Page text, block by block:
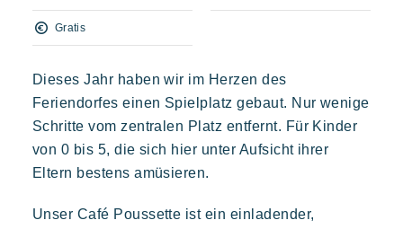
Saint Tropez, eine außergewöhnliche Lage.
Kon Tiki
Festlich Tropisches Paradies
Eine idyllische Umgebung am Fuße des berühmten Strandes
Mit der Familie genießen
Veranstaltungen & Feste
Die Riviera Villages App
Unsere Angebote
Gratis
Dieses Jahr haben wir im Herzen des
Feriendorfes einen Spielplatz gebaut. Nur wenige
Schritte vom zentralen Platz entfernt. Für Kinder
von 0 bis 5, die sich hier unter Aufsicht ihrer
Eltern bestens amüsieren.
Unser Café Poussette ist ein einladender,